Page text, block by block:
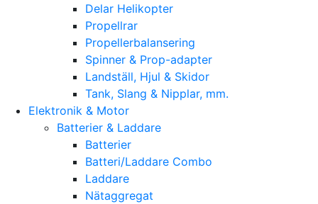
Delar Helikopter
Propellrar
Propellerbalansering
Spinner & Prop-adapter
Landställ, Hjul & Skidor
Tank, Slang & Nipplar, mm.
Elektronik & Motor
Batterier & Laddare
Batterier
Batteri/Laddare Combo
Laddare
Nätaggregat